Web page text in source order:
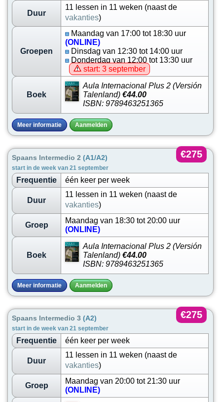
Duur
11 lessen in 11 weken (naast de
vakanties)
Groepen
Maandag van 17:00 tot 18:30 uur
(ONLINE)
Dinsdag van 12:30 tot 14:00 uur
Donderdag van 12:00 tot 13:30 uur
start: 3 september
Boek
Aula Internacional Plus 2 (Versión
Talenland) €44.00
ISBN: 9789463251365
Meer informatie Aanmelden
Spaans Intermedio 2 (A1/A2)
start in de week van 21 september
€275
Frequentie één keer per week
Duur
11 lessen in 11 weken (naast de
vakanties)
Groep
Maandag van 18:30 tot 20:00 uur
(ONLINE)
Boek
Aula Internacional Plus 2 (Versión
Talenland) €44.00
ISBN: 9789463251365
Meer informatie Aanmelden
Spaans Intermedio 3 (A2)
start in de week van 21 september
€275
Frequentie één keer per week
Duur
11 lessen in 11 weken (naast de
vakanties)
Groep
Maandag van 20:00 tot 21:30 uur
(ONLINE)